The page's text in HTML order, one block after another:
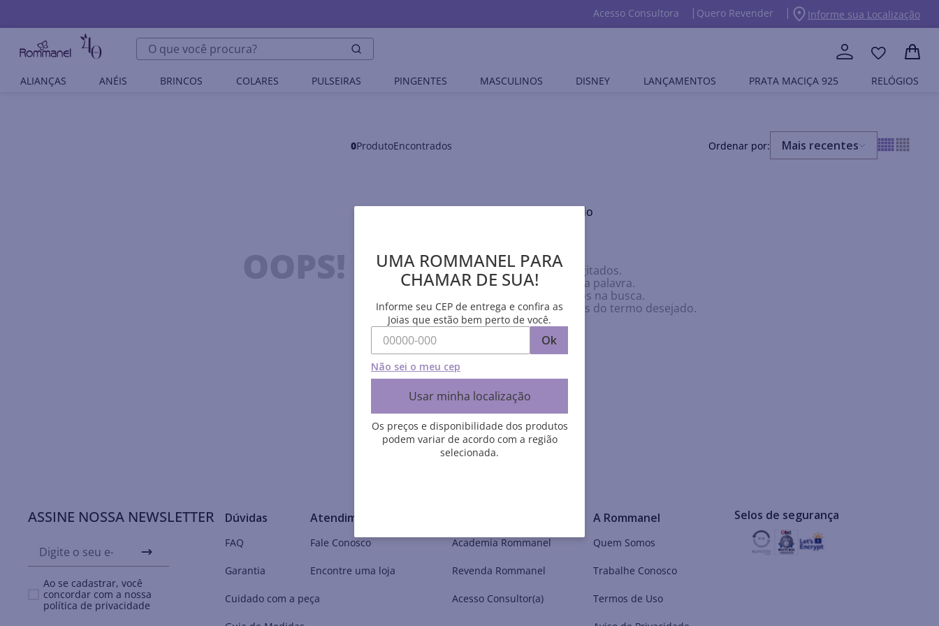
Acesso Consultora Quero Revender Informe sua Localização
O que você procura?
ALIANÇAS ANÉIS BRINCOS COLARES PULSEIRAS PINGENTES MASCULINOS DISNEY LANÇAMENTOS PRATA MACIÇA 925 RELÓGIOS
0Produto Mais recentes
OOPS!
Nenhum produto encontrado
Verifique os termos digitados.
Tente utilizar uma única palavra.
Utilize termos genéricos na busca.
Tente utilizar sinônimos do termo desejado.
ASSINE NOSSA NEWSLETTER
Ao se cadastrar, você
concordar com a nossa
política de privacidade
Dúvidas
FAQ
Garantia
Cuidado com a peça
Atendimento
Fale Conosco
Encontre uma loja
Academia Rommanel
Revenda Rommanel
Acesso Consultor(a)
A Rommanel
Quem Somos
Trabalhe Conosco
Termos de Uso
Selos de segurança
UMA ROMMANEL PARA
CHAMAR DE SUA!
Informe seu CEP de entrega e confira as
Joias que estão bem perto de você.
Ok
Não sei o meu cep
Usar minha localização
Os preços e disponibilidade dos produtos
podem variar de acordo com a região
selecionada.